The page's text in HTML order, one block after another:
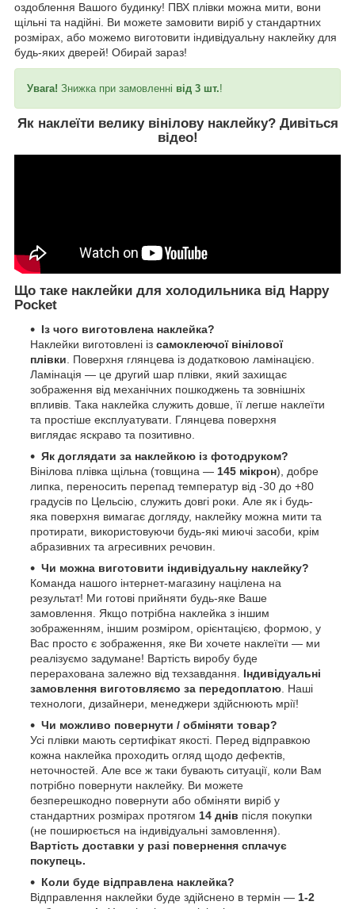
оздоблення Вашого будинку! ПВХ плівки можна мити, вони
щільні та надійні. Ви можете замовити виріб у стандартних
розмірах, або можемо виготовити індивідуальну наклейку для
будь-яких дверей! Обирай зараз!
Увага! Знижка при замовленні від 3 шт.!
Як наклеїти велику вінілову наклейку? Дивіться
відео!
Що таке наклейки для холодильника від Happy
Pocket
Із чого виготовлена наклейка?
Наклейки виготовлені із самоклеючої вінілової
плівки . Поверхня глянцева із додатковою ламінацією.
Ламінація — це другий шар плівки, який захищає
зображення від механічних пошкоджень та зовнішніх
впливів. Така наклейка служить довше, її легше наклеїти
та простіше експлуатувати. Глянцева поверхня
виглядає яскраво та позитивно.
Як доглядати за наклейкою із фотодруком?
Вінілова плівка щільна (товщина — 145 мікрон), добре
липка, переносить перепад температур від -30 до +80
градусів по Цельсію, служить довгі роки. Але як і будь-
яка поверхня вимагає догляду, наклейку можна мити та
протирати, використовуючи будь-які миючі засоби, крім
абразивних та агресивних речовин.
Чи можна виготовити індивідуальну наклейку?
Команда нашого інтернет-магазину націлена на
результат! Ми готові прийняти будь-яке Ваше
замовлення. Якщо потрібна наклейка з іншим
зображенням, іншим розміром, орієнтацією, формою, у
Вас просто є зображення, яке Ви хочете наклеїти — ми
реалізуємо задумане! Вартість виробу буде
перерахована залежно від техзавдання. Індивідуальні
замовлення виготовляємо за передоплатою . Наші
технологи, дизайнери, менеджери здійснюють мрії!
Чи можливо повернути / обміняти товар?
Усі плівки мають сертифікат якості. Перед відправкою
кожна наклейка проходить огляд щодо дефектів,
неточностей. Але все ж таки бувають ситуації, коли Вам
потрібно повернути наклейку. Ви можете
безперешкодно повернути або обміняти виріб у
стандартних розмірах протягом 14 днів після покупки
(не поширюється на індивідуальні замовлення).
Вартість доставки у разі повернення сплачує
покупець.
Коли буде відправлена наклейка?
Відправлення наклейки буде здійснено в термін — 1-2